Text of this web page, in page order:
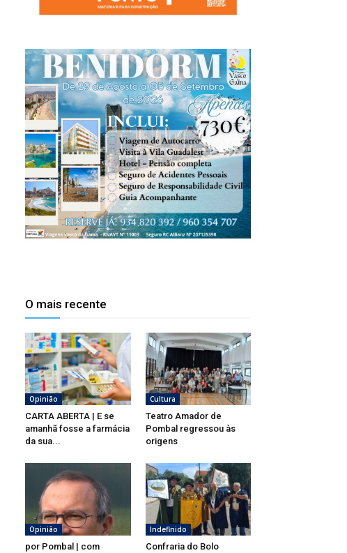
O mais recente
Opinião
CARTA ABERTA | E se
amanhã fosse a farmácia
da sua...
Cultura
Teatro Amador de
Pombal regressou às
origens
Opinião
por Pombal | com
Indefinido
Confraria do Bolo